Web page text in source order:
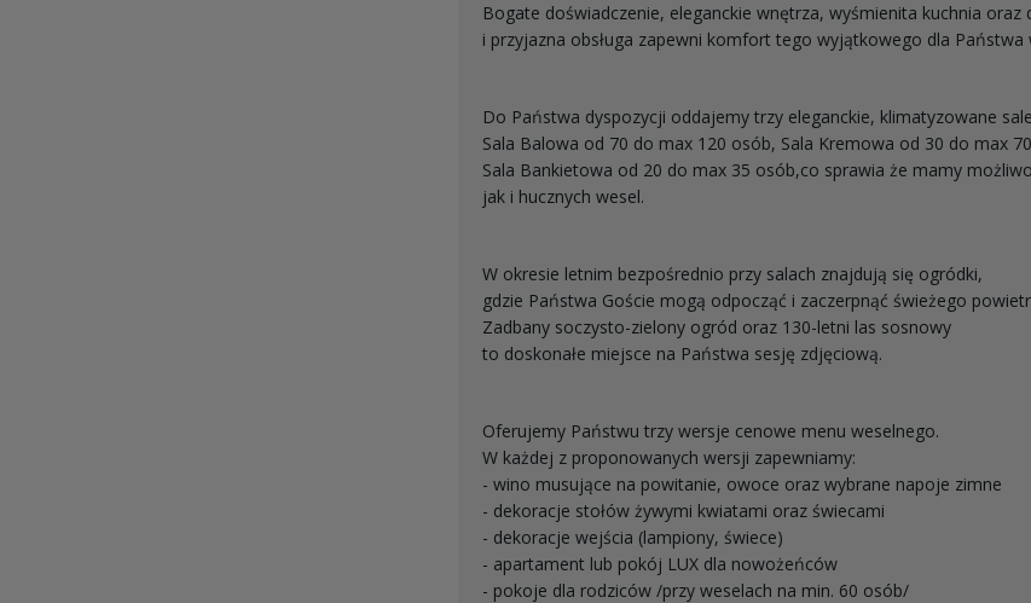
Bogate doświadczenie, eleganckie wnętrza, wyśmienita kuchnia oraz
i przyjazna obsługa zapewni komfort tego wyjątkowego dla Państwa
Do Państwa dyspozycji oddajemy trzy eleganckie, klimatyzowane
Sala Balowa od 70 do max 120 osób, Sala Kremowa od 30 do max
Sala Bankietowa od 20 do max 35 osób,co sprawia że mamy
jak i hucznych wesel.
W okresie letnim bezpośrednio przy salach znajdują się ogródki,
gdzie Państwa Goście mogą odpocząć i zaczerpnąć świeżego
Zadbany soczysto-zielony ogród oraz 130-letni las sosnowy
to doskonałe miejsce na Państwa sesję zdjęciową.
Oferujemy Państwu trzy wersje cenowe menu weselnego.
W każdej z proponowanych wersji zapewniamy:
- wino musujące na powitanie, owoce oraz wybrane napoje zimne
- dekoracje stołów żywymi kwiatami oraz świecami
- dekoracje wejścia (lampiony, świece)
- apartament lub pokój LUX dla nowożeńców
- pokoje dla rodziców /przy weselach na min. 60 osób/